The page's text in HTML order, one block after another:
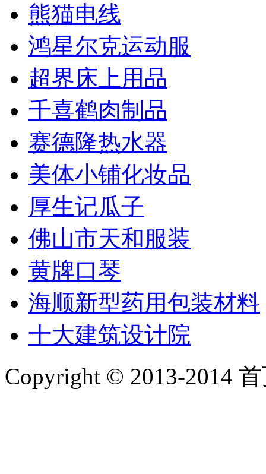
熊猫电线
鸿星尔克运动服
超界床上用品
千喜鹤肉制品
赛德隆热水器
美体小铺化妆品
厚生记瓜子
佛山市天和服装
黄牌口琴
海顺新型药用包装材料
十大建筑设计院
Copyright © 2013-2014